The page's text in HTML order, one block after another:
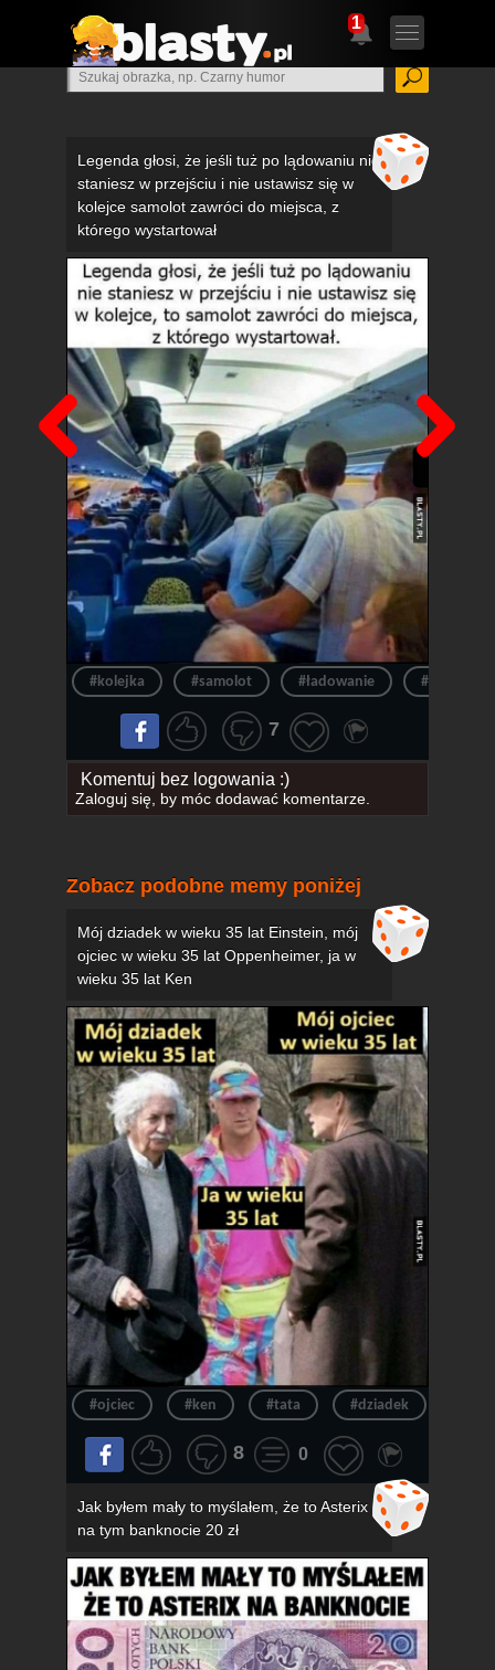
1
Legenda głosi, że jeśli tuż po lądowaniu nie
staniesz w przejściu i nie ustawisz się w
kolejce samolot zawróci do miejsca, z
którego wystartował
Poprzedni
#kolejka #samolot #ładowanie
7
Komentuj bez logowania :)
Zaloguj się, by móc dodawać komentarze.
Zobacz podobne memy poniżej
Mój dziadek w wieku 35 lat Einstein, mój
ojciec w wieku 35 lat Oppenheimer, ja w
wieku 35 lat Ken
#ojciec #ken #tata #dziadek
8 0
Jak byłem mały to myślałem, że to Asterix
na tym banknocie 20 zł